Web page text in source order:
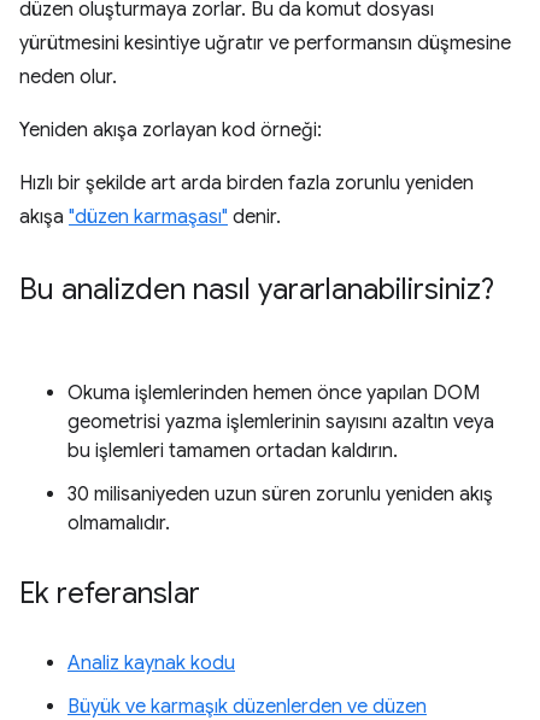
düzen oluşturmaya zorlar. Bu da komut dosyası
yürütmesini kesintiye uğratır ve performansın düşmesine
neden olur.
Yeniden akışa zorlayan kod örneği:
Hızlı bir şekilde art arda birden fazla zorunlu yeniden
akışa "düzen karmaşası" denir.
Bu analizden nasıl yararlanabilirsiniz?
Okuma işlemlerinden hemen önce yapılan DOM
geometrisi yazma işlemlerinin sayısını azaltın veya
bu işlemleri tamamen ortadan kaldırın.
30 milisaniyeden uzun süren zorunlu yeniden akış
olmamalıdır.
Ek referanslar
Analiz kaynak kodu
Büyük ve karmaşık düzenlerden ve düzen